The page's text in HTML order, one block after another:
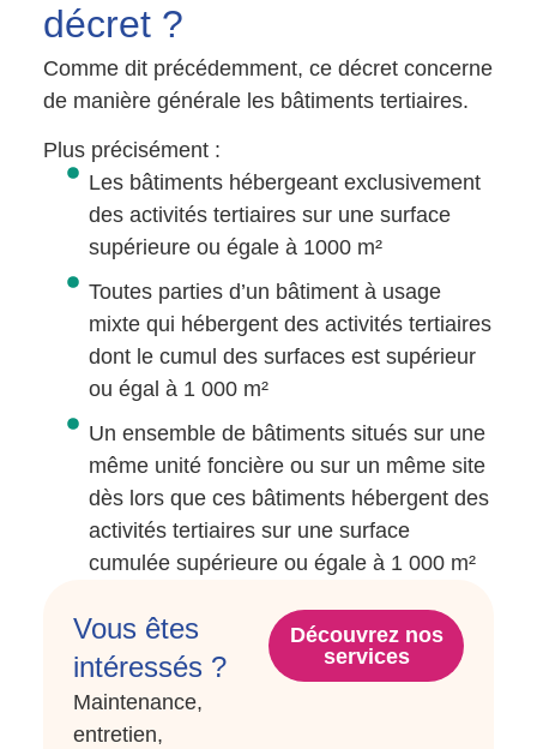
décret ?
Comme dit précédemment, ce décret concerne
de manière générale les bâtiments tertiaires.
Plus précisément :
Les bâtiments hébergeant exclusivement
des activités tertiaires sur une surface
supérieure ou égale à 1000 m²
Toutes parties d’un bâtiment à usage
mixte qui hébergent des activités tertiaires
dont le cumul des surfaces est supérieur
ou égal à 1 000 m²
Un ensemble de bâtiments situés sur une
même unité foncière ou sur un même site
dès lors que ces bâtiments hébergent des
activités tertiaires sur une surface
cumulée supérieure ou égale à 1 000 m²
Vous êtes
intéressés ?
Maintenance,
entretien,
Découvrez nos
services